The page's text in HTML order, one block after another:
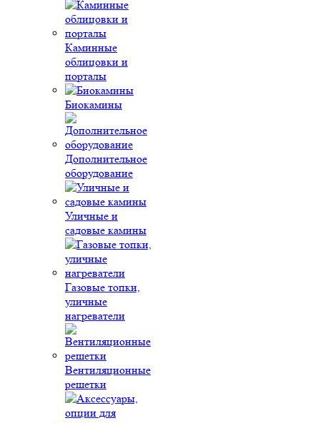
Каминные
облицовки и
порталы
Биокамины
Дополнительное
оборудование
Уличные и
садовые камины
Газовые топки,
уличные
нагреватели
Вентиляционные
решетки